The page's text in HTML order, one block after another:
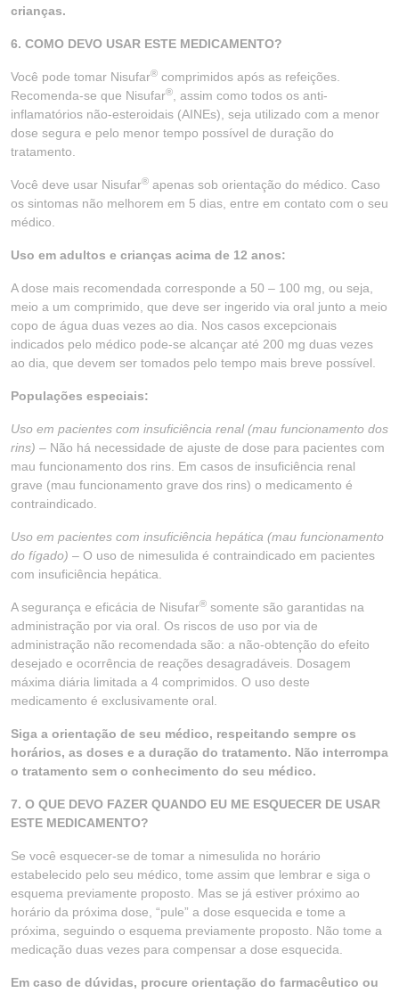
crianças.
6. COMO DEVO USAR ESTE MEDICAMENTO?
Você pode tomar Nisufar® comprimidos após as refeições.
Recomenda-se que Nisufar®
, assim como todos os anti-
inflamatórios não-esteroidais (AINEs), seja utilizado com a menor
dose segura e pelo menor tempo possível de duração do
tratamento.
Você deve usar Nisufar® apenas sob orientação do médico. Caso
os sintomas não melhorem em 5 dias, entre em contato com o seu
médico.
Uso em adultos e crianças acima de 12 anos:
A dose mais recomendada corresponde a 50 – 100 mg, ou seja,
meio a um comprimido, que deve ser ingerido via oral junto a meio
copo de água duas vezes ao dia. Nos casos excepcionais
indicados pelo médico pode-se alcançar até 200 mg duas vezes
ao dia, que devem ser tomados pelo tempo mais breve possível.
Populações especiais:
Uso em pacientes com insuficiência renal (mau funcionamento dos
rins) – Não há necessidade de ajuste de dose para pacientes com
mau funcionamento dos rins. Em casos de insuficiência renal
grave (mau funcionamento grave dos rins) o medicamento é
contraindicado.
Uso em pacientes com insuficiência hepática (mau funcionamento
do fígado) – O uso de nimesulida é contraindicado em pacientes
com insuficiência hepática.
A segurança e eficácia de Nisufar® somente são garantidas na
administração por via oral. Os riscos de uso por via de
administração não recomendada são: a não-obtenção do efeito
desejado e ocorrência de reações desagradáveis. Dosagem
máxima diária limitada a 4 comprimidos. O uso deste
medicamento é exclusivamente oral.
Siga a orientação de seu médico, respeitando sempre os
horários, as doses e a duração do tratamento. Não interrompa
o tratamento sem o conhecimento do seu médico.
7. O QUE DEVO FAZER QUANDO EU ME ESQUECER DE USAR
ESTE MEDICAMENTO?
Se você esquecer-se de tomar a nimesulida no horário
estabelecido pelo seu médico, tome assim que lembrar e siga o
esquema previamente proposto. Mas se já estiver próximo ao
horário da próxima dose, “pule” a dose esquecida e tome a
próxima, seguindo o esquema previamente proposto. Não tome a
medicação duas vezes para compensar a dose esquecida.
Em caso de dúvidas, procure orientação do farmacêutico ou